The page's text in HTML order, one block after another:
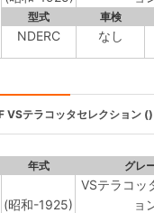
型式 車検
NDERC なし
VSテラコッタセレクション ()
年式 グレ
(昭和-1925)
VSテラコッ
ョ